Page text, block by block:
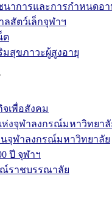
าการและการกำหนดอา
ลสัตว์เล็กจุฬาฯ
ต
มสุขภาวะผู้สูงอายุ
เพื่อสังคม
งจุฬาลงกรณ์มหาวิทยาลั
จุฬาลงกรณ์มหาวิทยาลัย
ปี จุฬาฯ
ราชบรรณาลัย